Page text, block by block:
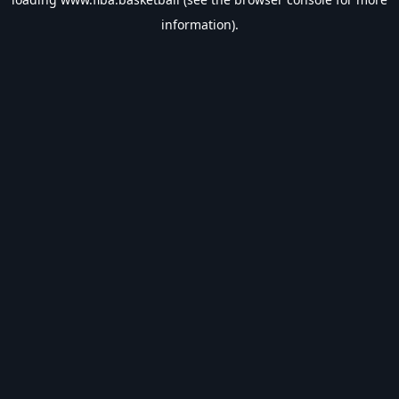
information).